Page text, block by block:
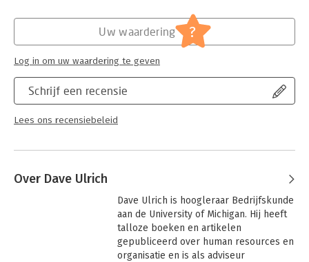
Schrijf een recensie
Lees ons recensiebeleid
Uw waardering ?
Log in om uw waardering te geven
Over Dave Ulrich
Dave Ulrich is hoogleraar Bedrijfskunde
aan de University of Michigan. Hij heeft
talloze boeken en artikelen
gepubliceerd over human resources en
organisatie en is als adviseur